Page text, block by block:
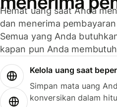
Hemat uang saat Anda
dan menerima
Semua yang Anda
kapan pun Anda
Kelola uang saat
Simpan mata uang
konversikan dalam